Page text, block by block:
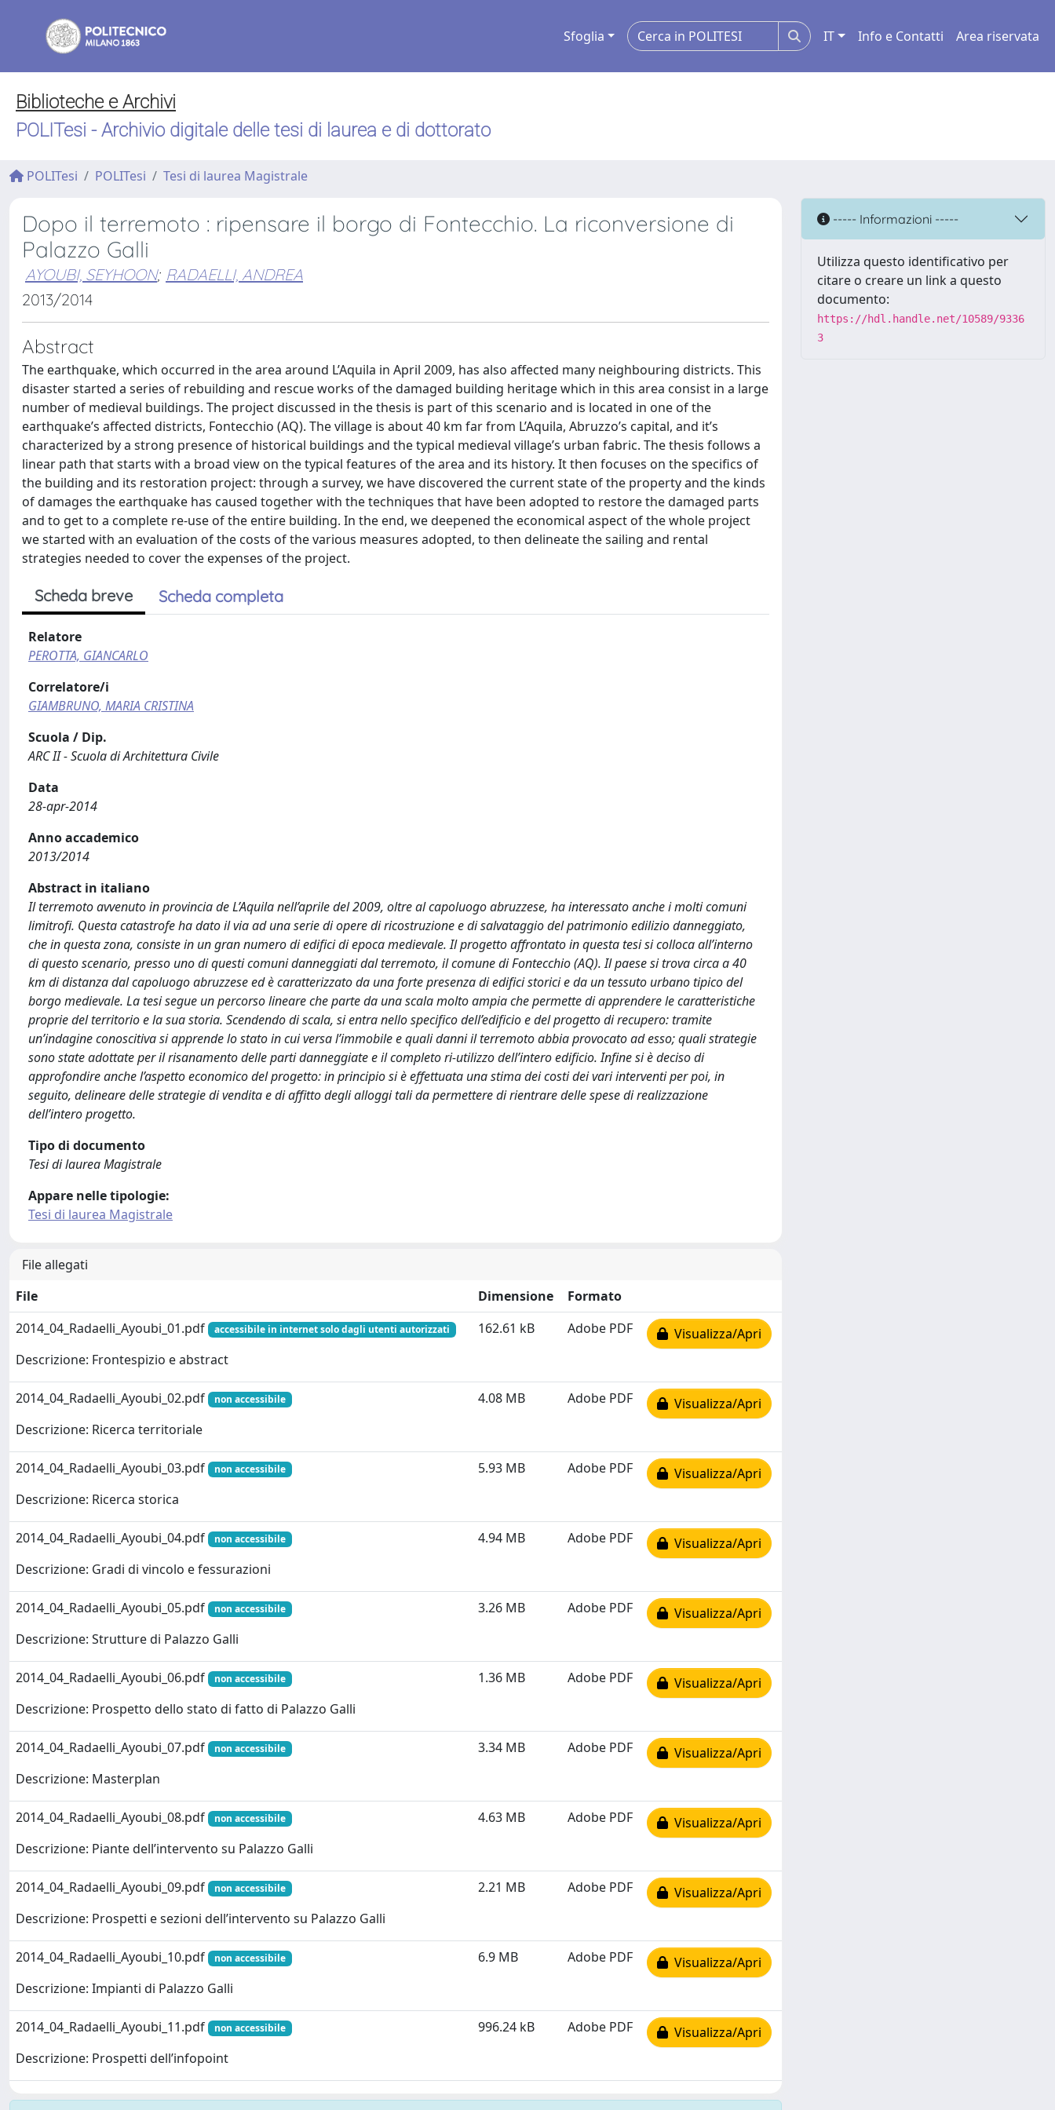
Sfoglia IT Info e Contatti Area riservata
Biblioteche e Archivi
POLITesi - Archivio digitale delle tesi di laurea e di dottorato
POLITesi POLITesi Tesi di laurea Magistrale
Dopo il terremoto : ripensare il borgo di Fontecchio. La riconversione di
Palazzo Galli
AYOUBI, SEYHOON; RADAELLI, ANDREA
2013/2014
Abstract
The earthquake, which occurred in the area around L’Aquila in April 2009, has also affected many neighbouring districts. This
disaster started a series of rebuilding and rescue works of the damaged building heritage which in this area consist in a large
number of medieval buildings. The project discussed in the thesis is part of this scenario and is located in one of the
earthquake’s affected districts, Fontecchio (AQ). The village is about 40 km far from L’Aquila, Abruzzo’s capital, and it’s
characterized by a strong presence of historical buildings and the typical medieval village’s urban fabric. The thesis follows a
linear path that starts with a broad view on the typical features of the area and its history. It then focuses on the specifics of
the building and its restoration project: through a survey, we have discovered the current state of the property and the kinds
of damages the earthquake has caused together with the techniques that have been adopted to restore the damaged parts
and to get to a complete re-use of the entire building. In the end, we deepened the economical aspect of the whole project
we started with an evaluation of the costs of the various measures adopted, to then delineate the sailing and rental
strategies needed to cover the expenses of the project.
Scheda breve Scheda completa
Relatore
PEROTTA, GIANCARLO
Correlatore/i
GIAMBRUNO, MARIA CRISTINA
Scuola / Dip.
ARC II - Scuola di Architettura Civile
Data
28-apr-2014
Anno accademico
2013/2014
Abstract in italiano
Il terremoto avvenuto in provincia de L’Aquila nell’aprile del 2009, oltre al capoluogo abruzzese, ha interessato anche i molti comuni
limitrofi. Questa catastrofe ha dato il via ad una serie di opere di ricostruzione e di salvataggio del patrimonio edilizio danneggiato,
che in questa zona, consiste in un gran numero di edifici di epoca medievale. Il progetto affrontato in questa tesi si colloca all’interno
di questo scenario, presso uno di questi comuni danneggiati dal terremoto, il comune di Fontecchio (AQ). Il paese si trova circa a 40
km di distanza dal capoluogo abruzzese ed è caratterizzato da una forte presenza di edifici storici e da un tessuto urbano tipico del
borgo medievale. La tesi segue un percorso lineare che parte da una scala molto ampia che permette di apprendere le caratteristiche
proprie del territorio e la sua storia. Scendendo di scala, si entra nello specifico dell’edificio e del progetto di recupero: tramite
un’indagine conoscitiva si apprende lo stato in cui versa l’immobile e quali danni il terremoto abbia provocato ad esso; quali strategie
sono state adottate per il risanamento delle parti danneggiate e il completo ri-utilizzo dell’intero edificio. Infine si è deciso di
approfondire anche l’aspetto economico del progetto: in principio si è effettuata una stima dei costi dei vari interventi per poi, in
seguito, delineare delle strategie di vendita e di affitto degli alloggi tali da permettere di rientrare delle spese di realizzazione
dell’intero progetto.
Tipo di documento
Tesi di laurea Magistrale
Appare nelle tipologie:
Tesi di laurea Magistrale
File allegati
File
Dimensione
Formato
2014_04_Radaelli_Ayoubi_01.pdf
accessibile in internet solo dagli utenti autorizzati
Descrizione: Frontespizio e abstract
162.61 kB Adobe PDF Visualizza/Apri
2014_04_Radaelli_Ayoubi_02.pdf non accessibile
Descrizione: Ricerca territoriale
4.08 MB Adobe PDF Visualizza/Apri
2014_04_Radaelli_Ayoubi_03.pdf non accessibile
Descrizione: Ricerca storica
5.93 MB Adobe PDF Visualizza/Apri
2014_04_Radaelli_Ayoubi_04.pdf non accessibile
Descrizione: Gradi di vincolo e fessurazioni
4.94 MB Adobe PDF Visualizza/Apri
2014_04_Radaelli_Ayoubi_05.pdf non accessibile
Descrizione: Strutture di Palazzo Galli
3.26 MB Adobe PDF Visualizza/Apri
2014_04_Radaelli_Ayoubi_06.pdf non accessibile
Descrizione: Prospetto dello stato di fatto di Palazzo Galli
1.36 MB Adobe PDF Visualizza/Apri
2014_04_Radaelli_Ayoubi_07.pdf non accessibile
Descrizione: Masterplan
3.34 MB Adobe PDF Visualizza/Apri
2014_04_Radaelli_Ayoubi_08.pdf non accessibile
Descrizione: Piante dell’intervento su Palazzo Galli
4.63 MB Adobe PDF Visualizza/Apri
2014_04_Radaelli_Ayoubi_09.pdf non accessibile
Descrizione: Prospetti e sezioni dell’intervento su Palazzo Galli
2.21 MB Adobe PDF Visualizza/Apri
2014_04_Radaelli_Ayoubi_10.pdf non accessibile
Descrizione: Impianti di Palazzo Galli
6.9 MB Adobe PDF Visualizza/Apri
2014_04_Radaelli_Ayoubi_11.pdf non accessibile
Descrizione: Prospetti dell’infopoint
996.24 kB Adobe PDF Visualizza/Apri
----- Informazioni -----
Utilizza questo identificativo per
citare o creare un link a questo
documento:
https://hdl.handle.net/10589/9336
3